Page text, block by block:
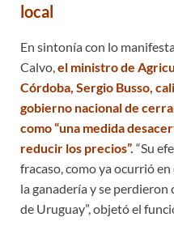
local
En sintonía con lo
Calvo, el ministro de
Córdoba, Sergio Busso,
gobierno nacional de
como “una medida
reducir los precios”. “Su
fracaso, como ya ocurrió
la ganadería y se
de Uruguay”, objetó el